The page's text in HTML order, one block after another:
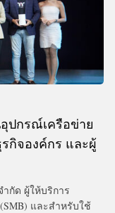
ปกรณ์เครือข่าย
กิจองค์กร และผู้
กัด ผู้ให้บริการ
และสำหรับใช้